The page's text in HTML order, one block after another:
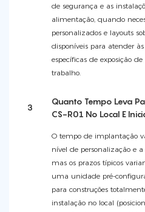
de segurança e as
alimentação, quando
personalizados e layouts
disponíveis para atender
específicas de exposição
trabalho.
3
Quanto Tempo Leva
CS-R01 No Local E
O tempo de implantação
nível de personalização e a
mas os prazos típicos
uma unidade pré-
para construções
instalação no local